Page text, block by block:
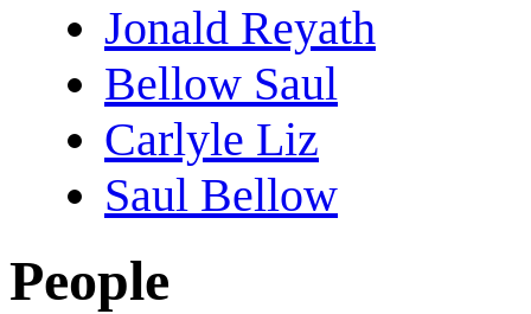
Jonald Reyath
Bellow Saul
Carlyle Liz
Saul Bellow
People